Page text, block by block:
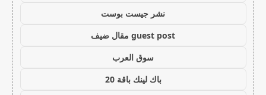
نشر جيست بوست
guest post مقال ضيف
سوق العرب
باك لينك باقة 20